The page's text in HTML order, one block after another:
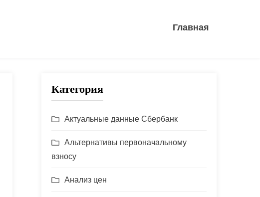
Главная
Категория
Актуальные данные Сбербанк
Альтернативы первоначальному
взносу
Анализ цен